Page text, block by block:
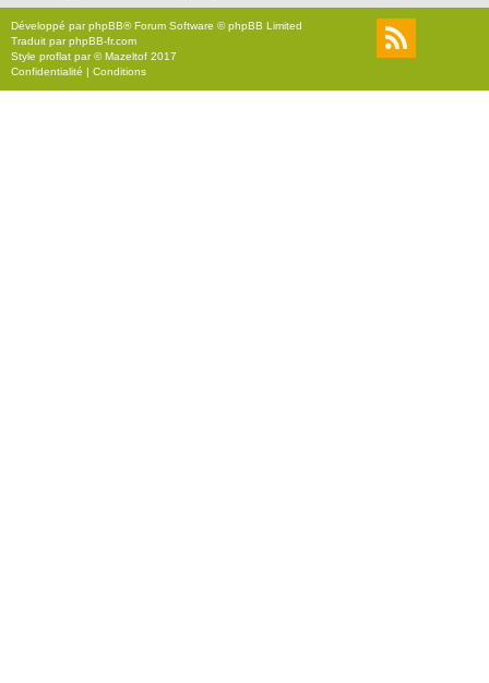
Développé parphpBB® Forum Software © phpBB Limited
Traduit parphpBB-fr.com
Style proflat par ©Mazeltof 2017
Confidentialité | Conditions